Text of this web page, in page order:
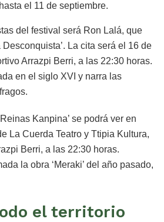
el 11 de septiembre.
del festival será Ron Lalá, que
Desconquista’. La cita será el 16 de
Arrazpi Berri, a las 22:30 horas.
en el siglo XVI y narra las
Kanpina’ se podrá ver en
La Cuerda Teatro y Ttipia Kultura,
Berri, a las 22:30 horas.
la obra ‘Meraki’ del año pasado,
el territorio